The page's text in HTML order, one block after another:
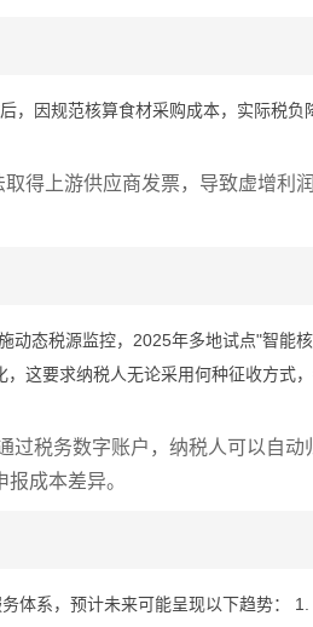
因规范核算食材采购成本，实际税负
得上游供应商发票，导致虚增利
动态税源监控，2025年多地试点"智能
这要求纳税人无论采用何种征收方式
过税务数字账户，纳税人可以自动
成本差异。
体系，预计未来可能呈现以下趋势：